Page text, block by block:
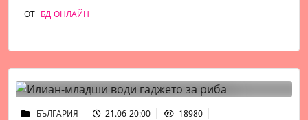
ОТ БД ОНЛАЙН
БЪЛГАРИЯ 21.06 20:00 18980